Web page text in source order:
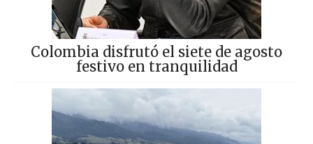
Colombia disfrutó el siete de agosto
festivo en tranquilidad